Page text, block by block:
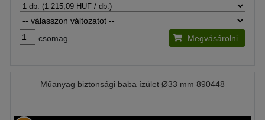
csomag Megvásárolni
Műanyag biztonsági baba ízület Ø33 mm 890448